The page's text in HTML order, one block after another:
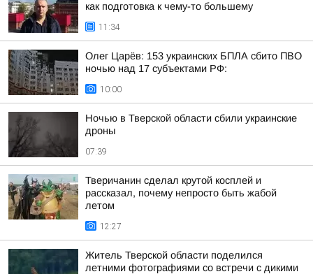
как подготовка к чему-то большему
11:34
Олег Царёв: 153 украинских БПЛА сбито ПВО
ночью над 17 субъектами РФ:
10:00
Ночью в Тверской области сбили украинские
дроны
07:39
Тверичанин сделал крутой косплей и
рассказал, почему непросто быть жабой
летом
12:27
Житель Тверской области поделился
летними фотографиями со встречи с дикими